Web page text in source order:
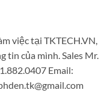
việc tại TKTECH.VN,
tin của mình. Sales Mr.
Email: